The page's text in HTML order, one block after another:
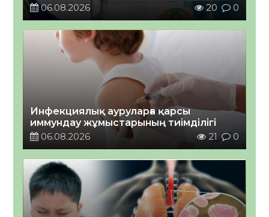
06.08.2026
20 0
Инфекциялық ауруларға қарсы
иммундау жұмыстарының тиімділігі
06.08.2026
21 0